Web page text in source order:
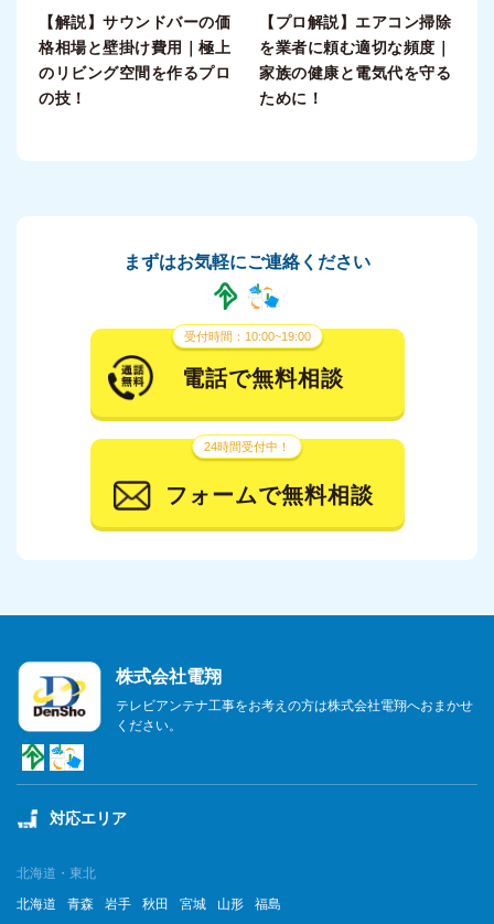
【解説】サウンドバーの価
格相場と壁掛け費用｜極上
のリビング空間を作るプロ
の技！
【プロ解説】エアコン掃除
を業者に頼む適切な頻度｜
家族の健康と電気代を守る
ために！
まずはお気軽にご連絡ください
受付時間：10:00~19:00
電話で無料相談
24時間受付中！
フォームで無料相談
株式会社電翔
テレビアンテナ工事をお考えの方は株式会社電翔へおまかせ
ください。
対応エリア
北海道・東北
北海道
青森 岩手 秋田 宮城 山形 福島